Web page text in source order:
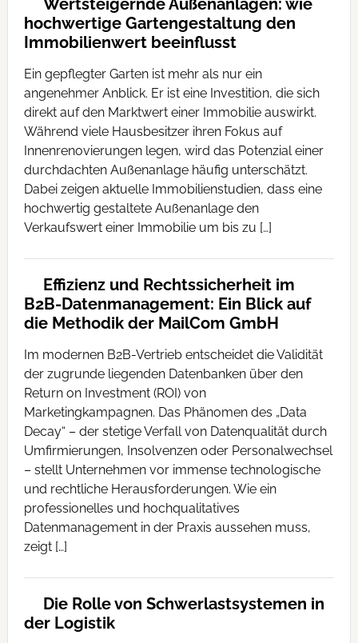
Wertsteigernde Außenanlagen: wie
hochwertige Gartengestaltung den
Immobilienwert beeinflusst
Ein gepflegter Garten ist mehr als nur ein
angenehmer Anblick. Er ist eine Investition, die sich
direkt auf den Marktwert einer Immobilie auswirkt.
Während viele Hausbesitzer ihren Fokus auf
Innenrenovierungen legen, wird das Potenzial einer
durchdachten Außenanlage häufig unterschätzt.
Dabei zeigen aktuelle Immobilienstudien, dass eine
hochwertig gestaltete Außenanlage den
Verkaufswert einer Immobilie um bis zu […]
Effizienz und Rechtssicherheit im
B2B-Datenmanagement: Ein Blick auf
die Methodik der MailCom GmbH
Im modernen B2B-Vertrieb entscheidet die Validität
der zugrunde liegenden Datenbanken über den
Return on Investment (ROI) von
Marketingkampagnen. Das Phänomen des „Data
Decay“ – der stetige Verfall von Datenqualität durch
Umfirmierungen, Insolvenzen oder Personalwechsel
– stellt Unternehmen vor immense technologische
und rechtliche Herausforderungen. Wie ein
professionelles und hochqualitatives
Datenmanagement in der Praxis aussehen muss,
zeigt […]
Die Rolle von Schwerlastsystemen in
der Logistik